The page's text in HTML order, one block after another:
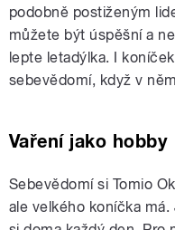
podobně postiženým
můžete být úspěšní a
lepte letadýlka. I
sebevědomí, když v
Vaření jako hobby
Sebevědomí si Tomio
ale velkého koníčka má.